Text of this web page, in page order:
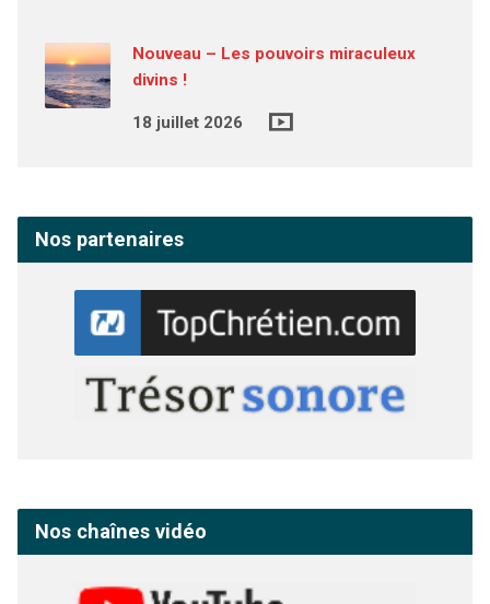
Nouveau – Les pouvoirs miraculeux
divins !
18 juillet 2026
Nos partenaires
Nos chaînes vidéo